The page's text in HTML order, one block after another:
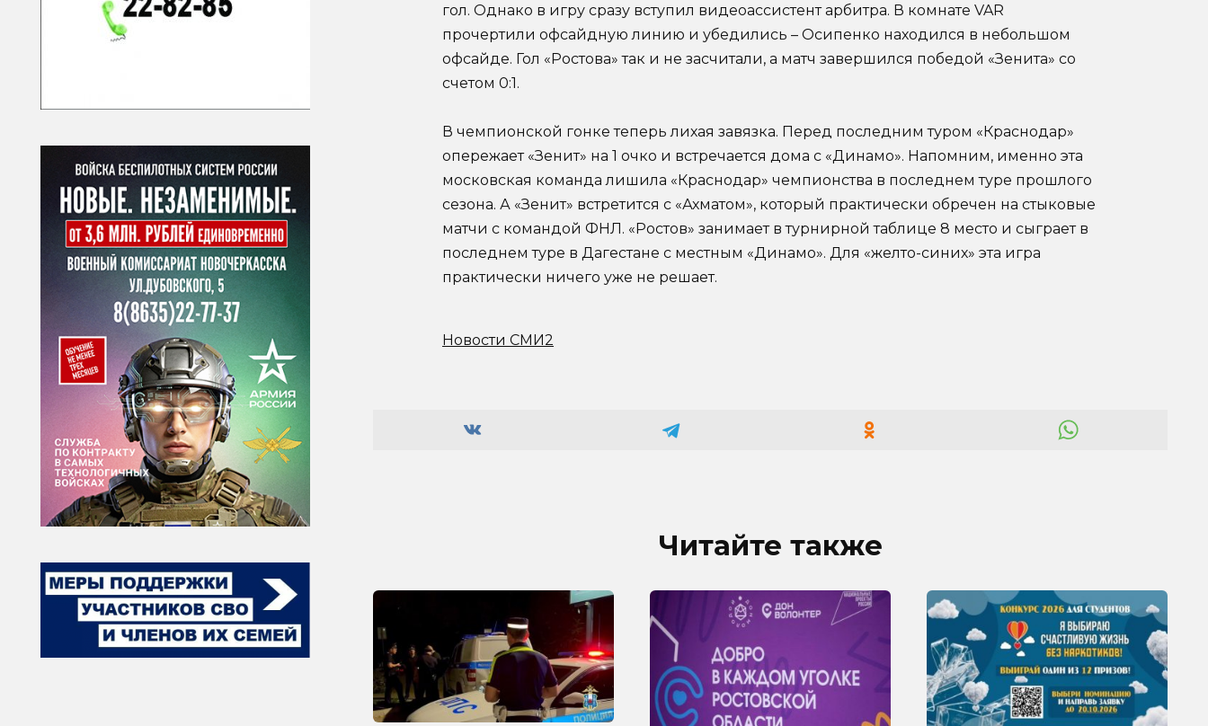
гол. Однако в игру сразу вступил видеоассистент арбитра. В комнате VAR
прочертили офсайдную линию и убедились – Осипенко находился в небольшом
офсайде. Гол «Ростова» так и не засчитали, а матч завершился победой «Зенита» со
счетом 0:1.
В чемпионской гонке теперь лихая завязка. Перед последним туром «Краснодар»
опережает «Зенит» на 1 очко и встречается дома с «Динамо». Напомним, именно эта
московская команда лишила «Краснодар» чемпионства в последнем туре прошлого
сезона. А «Зенит» встретится с «Ахматом», который практически обречен на стыковые
матчи с командой ФНЛ. «Ростов» занимает в турнирной таблице 8 место и сыграет в
последнем туре в Дагестане с местным «Динамо». Для «желто-синих» эта игра
практически ничего уже не решает.
Новости СМИ2
Читайте также